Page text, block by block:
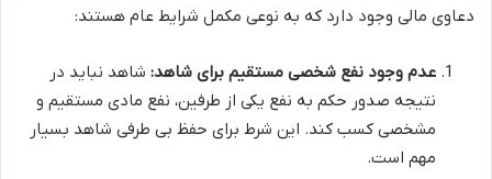
دعاوی مالی وجود دارد که به نوعی مکمل شرایط عام هستند:
عدم وجود نفع شخصی مستقیم برای شاهد: شاهد نباید در
نتیجه صدور حکم به نفع یکی از طرفین، نفع مادی مستقیم و
مشخصی کسب کند. این شرط برای حفظ بی طرفی شاهد بسیار
مهم است.